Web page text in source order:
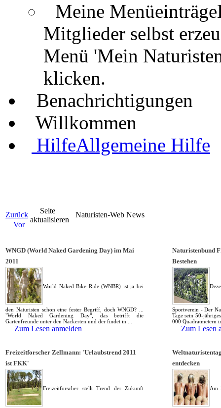
Meine Menüeinträge
Mitglieder selbst
Menü 'Mein
klicken.
Benachrichtigungen
Willkommen
HilfeAllgemeine Hilfe
Zurück
Vor
Seite
aktualisieren
Naturisten-Web News
WNGD (World Naked Gardening Day) im Mai
2011
World Naked Bike Ride (WNBR) ist ja bei
den Naturisten schon eine fester Begriff, doch WNGD? ...
"World Naked Gardening Day", das betrifft die
Gartenfreunde unter den Nackerten und der findet in ...
Zum Lesen anmelden
Naturistenbund
Bestehen
Sportverein - Der
Tage sein 50-
000 Quadratmetern
Zum Lesen
Freizeitforscher Zellmann: 'Urlaubstrend 2011
ist FKK'
Freizeitforscher stellt Trend der Zukunft
entdecken
Am